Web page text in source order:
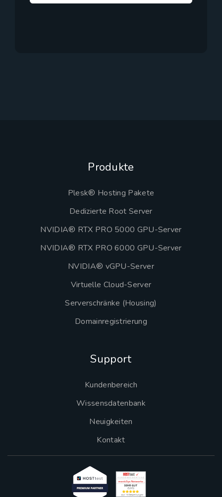
Produkte
Plesk® Hosting Pakete
Dedizierte Root Server
NVIDIA® RTX PRO 5000 GPU-Server
NVIDIA® RTX PRO 6000 GPU-Server
NVIDIA® vGPU-Server
Virtuelle Cloud-Server
Serverschränke (Housing)
Domainregistrierung
Support
Kundenbereich
Wissensdatenbank
Neuigkeiten
Kontakt